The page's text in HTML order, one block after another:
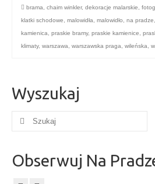
brama chaim winkler, dekoracje malarskie
klatki schodowe
malowidła malowidło na pradze
kamienica
praskie bramy, praskie kamienice
klimaty, warszawa warszawska praga wileńska
Wyszukaj
Szuklaj
Obserwuj Na